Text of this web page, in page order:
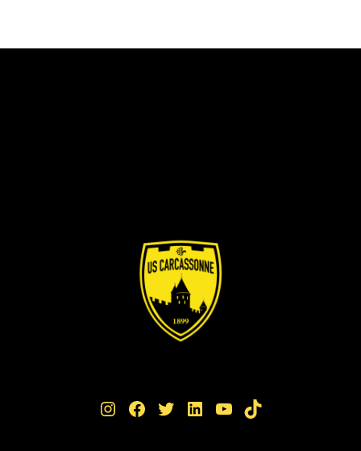
Instagram Facebook Twitter LinkedIn YouTube TikTok